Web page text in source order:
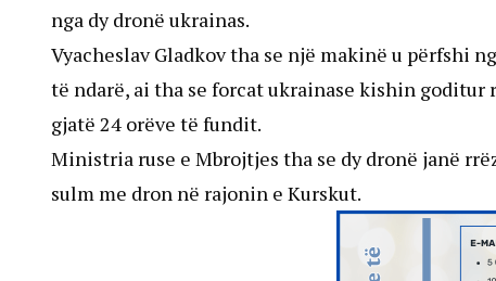
nga dy dronë ukrainas.
Vyacheslav Gladkov tha se një makinë u përfshi
të ndarë, ai tha se forcat ukrainase kishin
gjatë 24 orëve të fundit.
Ministria ruse e Mbrojtjes tha se dy dronë janë
sulm me dron në rajonin e Kurskut.